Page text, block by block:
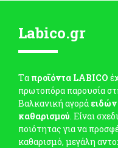
Labico.gr
Tα προϊόντα LABICO
πρωτοπόρα παρουσία
Βαλκανική αγορά ειδών
καθαρισμού. Είναι
ποιότητας για να
καθαρισμό, μεγάλη